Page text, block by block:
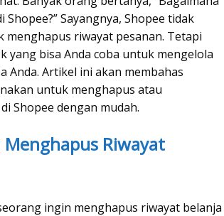
Sayangnya, Shopee tidak
riwayat pesanan. Tetapi
yang bisa Anda coba untuk mengelola
Anda. Artikel ini akan membahas
untuk menghapus atau
Shopee dengan mudah.
Riwayat
ingin menghapus riwayat belanja